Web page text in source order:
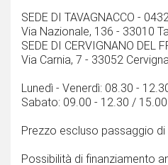
SEDE DI TAVAGNACCO -
Via Nazionale, 136 - 33010
SEDE DI CERVIGNANO DEL
Via Carnia, 7 - 33052
Lunedì - Venerdì: 08.30 -
Sabato: 09.00 - 12.30 /
Prezzo escluso passaggio
Possibilità di finanziamento